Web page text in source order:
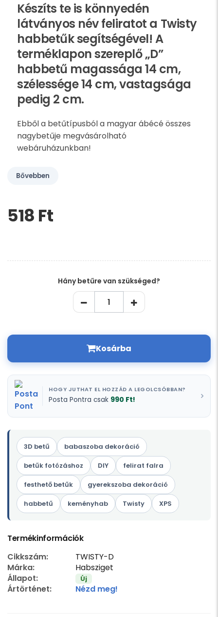
Készíts te is könnyedén
látványos név feliratot a Twisty
habbetűk segítségével! A
terméklapon szereplő „D”
habbetű magassága 14 cm,
szélessége 14 cm, vastagsága
pedig 2 cm.
Ebből a betűtípusból a magyar ábécé összes
nagybetűje megvásárolható
webáruházunkban!
Bővebben
Kérem,
hagyja
518 Ft‎
Hány betűre van szükséged?
Kosárba
HOGY JUTHAT EL HOZZÁD A LEGOLCSÓBBAN?
Posta Pontra csak 990 Ft!
3D betű babaszoba dekoráció
betűk fotózáshoz DIY felirat falra
festhető betűk gyerekszoba dekoráció
habbetű keményhab Twisty XPS
Termékinformációk
Cikkszám:
TWISTY-D
Márka:
Habsziget
Állapot:
Új
Ártörténet: Nézd meg!